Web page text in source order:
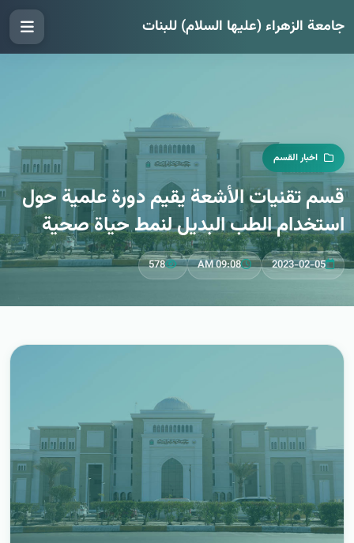
جامعة الزهراء (عليها السلام) للبنات
اخبار القسم
قسم تقنيات الأشعة يقيم دورة علمية حول
استخدام الطب البديل لنمط حياة صحية
2023-02-05
09:08 AM
578